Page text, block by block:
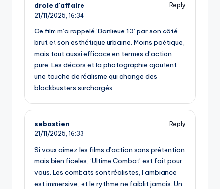
drole d'affaire
Reply
21/11/2025, 16:34
Ce film m’a rappelé ‘Banlieue 13’ par son côté
brut et son esthétique urbaine. Moins poétique,
mais tout aussi efficace en termes d’action
pure. Les décors et la photographie ajoutent
une touche de réalisme qui change des
blockbusters surchargés.
sebastien
Reply
21/11/2025, 16:33
Si vous aimez les films d’action sans prétention
mais bien ficelés, ‘Ultime Combat’ est fait pour
vous. Les combats sont réalistes, l’ambiance
est immersive, et le rythme ne faiblit jamais. Un